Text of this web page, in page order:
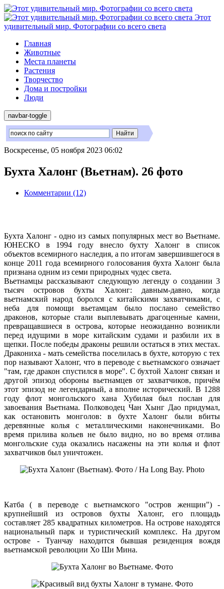
Этот
удивительный мир. Фотографии со всего света
Главная
Животные
Места планеты
Растения
Творчество
Дома и постройки
Люди
navbar-toggle
Воскресенье, 05 ноября 2023 06:02
Бухта Халонг (Вьетнам). 26 фото
Комментарии (12)
Бухта Халонг - одно из самых популярных мест во Вьетнаме.
ЮНЕСКО в 1994 году внесло бухту Халонг в список
объектов всемирного наследия, а по итогам завершившегося в
конце 2011 года всемирного голосования бухта Халонг была
признана одним из семи природных чудес света.
Вьетнамцы рассказывают следующую легенду о создании 3
тысяч островов бухты Халонг: давным-давно, когда
вьетнамский народ боролся с китайскими захватчиками, с
неба для помощи вьетамцам было послано семейство
драконов, которые стали выплевывать драгоценные камни,
превращавшиеся в острова, которые неожиданно возникли
перед идущими в море китайским судами и разбили их в
щепки. После победы драконы решили остаться в этих местах.
Дракониха - мать семейства поселилась в бухте, которую с тех
пор называют Халонг, что в переводе с вьетнамского означает
"там, где дракон спустился в море". С бухтой Халонг связан и
другой эпизод обороны вьетнамцев от захватчиков, причём
этот эпизод не легендарный, а вполне исторический. В 1288
году флот монгольского хана Хубилая был послан для
завоевания Вьетнама. Полководец Чан Хынг Дао придумал,
как остановить монголов: в бухте Халонг были вбиты
деревянные колья с металлическими наконечниками. Во
время прилива кольев не было видно, но во время отлива
монгольские суда оказались насажены на эти колья и флот
захватчиков был уничтожен.
Катба ( в переводе с вьетнамского "остров женщин") -
крупнейший из островов бухты Халонг, его площадь
составляет 285 квадратных километров. На острове находятся
национальный парк и туристический комплекс. На другом
острове - Туанчау находится бывшая резиденция вождя
вьетнамской революции Хо Ши Мина.